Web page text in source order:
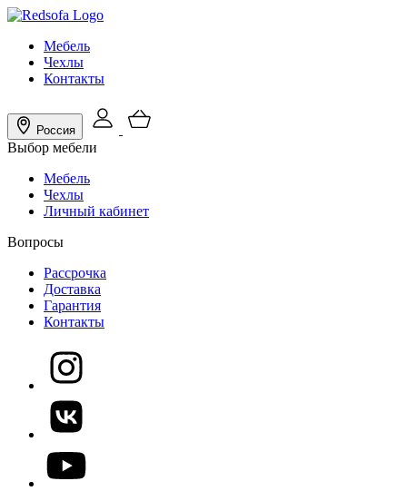
Мебель
Чехлы
Контакты
Россия
Выбор мебели
Мебель
Чехлы
Личный кабинет
Вопросы
Рассрочка
Доставка
Гарантия
Контакты